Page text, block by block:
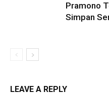
Pramono
Simpan
LEAVE A REPLY